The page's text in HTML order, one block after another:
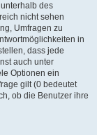
des
nicht sehen
Umfragen zu
in
dass jede
auch unter
Optionen ein
gilt (0 bedeutet
ob die Benutzer ihre